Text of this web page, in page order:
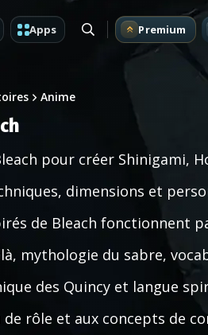
Apps Premium
Anime
pour créer Shinigami,
dimensions et
de Bleach fonctionnent
mythologie du sabre,
des Quincy et langue
rôle et aux concepts de